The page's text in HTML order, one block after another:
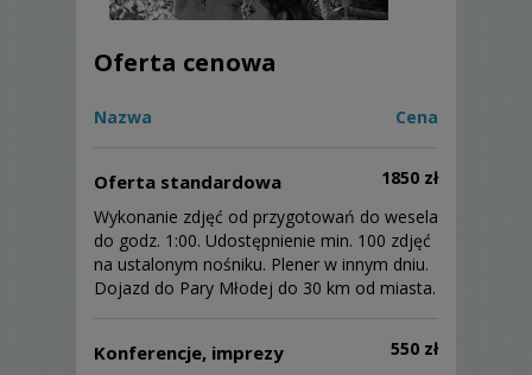
Oferta cenowa
Nazwa Cena
Oferta standardowa
1850 zł
Wykonanie zdjęć od przygotowań do wesela
do godz. 1:00. Udostępnienie min. 100 zdjęć
na ustalonym nośniku. Plener w innym dniu.
Dojazd do Pary Młodej do 30 km od miasta.
Konferencje, imprezy
550 zł